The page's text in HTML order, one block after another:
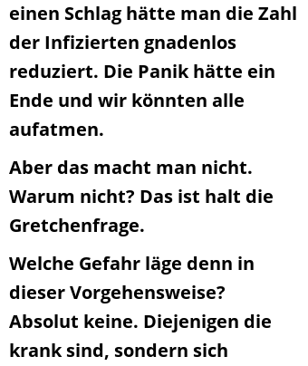
einen Schlag hätte man die Zahl
der Infizierten gnadenlos
reduziert. Die Panik hätte ein
Ende und wir könnten alle
aufatmen.
Aber das macht man nicht.
Warum nicht? Das ist halt die
Gretchenfrage.
Welche Gefahr läge denn in
dieser Vorgehensweise?
Absolut keine. Diejenigen die
krank sind, sondern sich